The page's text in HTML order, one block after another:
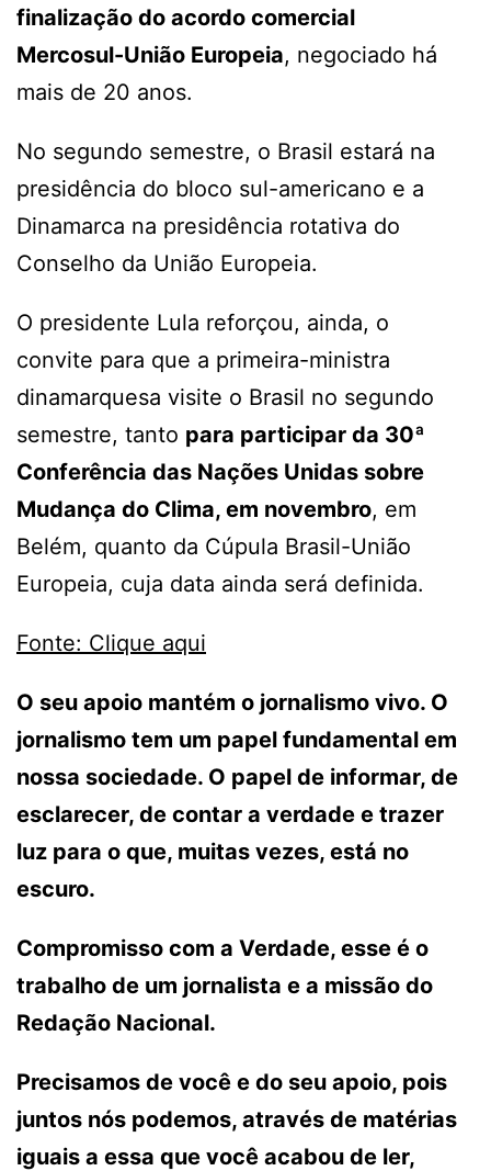
finalização do acordo comercial
Mercosul-União Europeia, negociado há
mais de 20 anos.
No segundo semestre, o Brasil estará na
presidência do bloco sul-americano e a
Dinamarca na presidência rotativa do
Conselho da União Europeia.
O presidente Lula reforçou, ainda, o
convite para que a primeira-ministra
dinamarquesa visite o Brasil no segundo
semestre, tanto para participar da 30ª
Conferência das Nações Unidas sobre
Mudança do Clima, em novembro, em
Belém, quanto da Cúpula Brasil-União
Europeia, cuja data ainda será definida.
Fonte: Clique aqui
O seu apoio mantém o jornalismo vivo. O
jornalismo tem um papel fundamental em
nossa sociedade. O papel de informar, de
esclarecer, de contar a verdade e trazer
luz para o que, muitas vezes, está no
escuro.
Compromisso com a Verdade, esse é o
trabalho de um jornalista e a missão do
Redação Nacional.
Precisamos de você e do seu apoio, pois
juntos nós podemos, através de matérias
iguais a essa que você acabou de ler,